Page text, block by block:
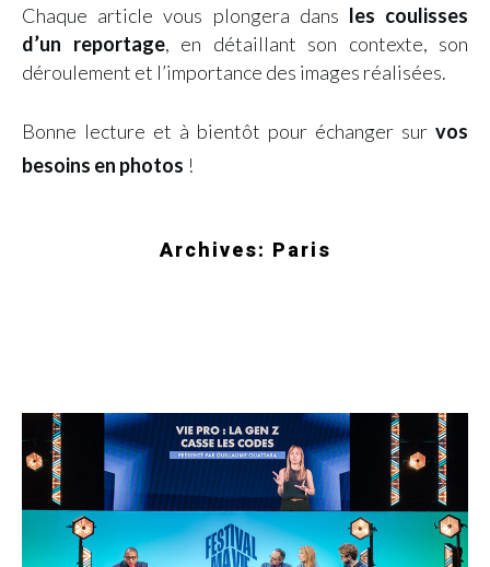
Chaque article vous plongera dans les coulisses
d’un reportage, en détaillant son contexte, son
déroulement et l’importance des images réalisées.
Bonne lecture et à bientôt pour échanger sur vos
besoins en photos !
Archives: Paris